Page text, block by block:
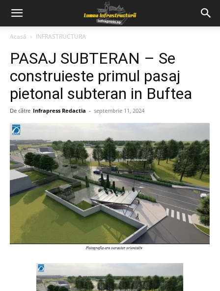
Acasă INFRASTRUCTURA
PASAJ SUBTERAN – Se
construieste primul pasaj
pietonal subteran in Buftea
De către Infrapress Redactia - septembrie 11, 2024